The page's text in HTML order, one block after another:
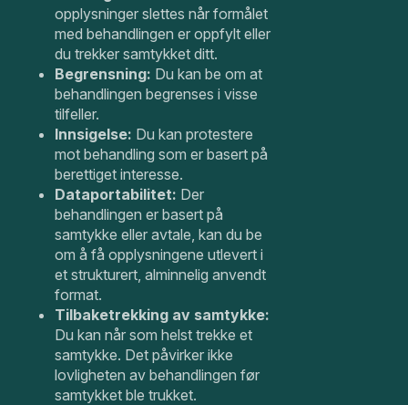
opplysninger slettes når formålet
med behandlingen er oppfylt eller
du trekker samtykket ditt.
Begrensning: Du kan be om at
behandlingen begrenses i visse
tilfeller.
Innsigelse: Du kan protestere
mot behandling som er basert på
berettiget interesse.
Dataportabilitet: Der
behandlingen er basert på
samtykke eller avtale, kan du be
om å få opplysningene utlevert i
et strukturert, alminnelig anvendt
format.
Tilbaketrekking av samtykke:
Du kan når som helst trekke et
samtykke. Det påvirker ikke
lovligheten av behandlingen før
samtykket ble trukket.